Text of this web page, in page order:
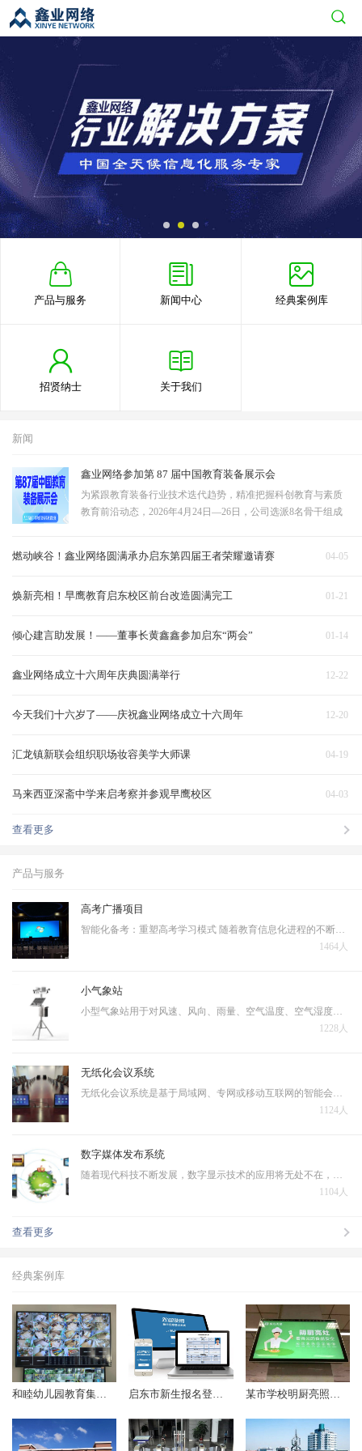
产品与服务 新闻中心 经典案例库
招贤纳士 关于我们
新闻
鑫业网络参加第 87 届中国教育装备展示会
为紧跟教育装备行业技术迭代趋势，精准把握科创教育与素质
教育前沿动态，2026年4月24日—26日，公司选派8名骨干组成
示墙三大核心领域深度研学，全面吸收行…
04-05
燃动峡谷！鑫业网络圆满承办启东第四届王者荣耀邀请赛
01-21
焕新亮相！早鹰教育启东校区前台改造圆满完工
01-14
倾心建言助发展！——董事长黄鑫鑫参加启东“两会”
12-22
鑫业网络成立十六周年庆典圆满举行
12-20
今天我们十六岁了——庆祝鑫业网络成立十六周年
04-19
汇龙镇新联会组织职场妆容美学大师课
04-03
马来西亚深斋中学来启考察并参观早鹰校区
查看更多
产品与服务
高考广播项目
1464人
小气象站
1228人
无纸化会议系统
1124人
数字媒体发布系统
1104人
查看更多
经典案例库
和睦幼儿园教育集团监控项目顺利完成 启东市新生报名登记系统（2018年起） 某市学校明厨亮照项目（2017年起）